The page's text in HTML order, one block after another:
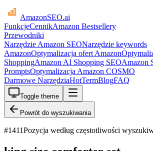
AmazonSEO.ai
FunkcjeCennikAmazon Bestsellery
Przewodniki
Narzędzie Amazon SEONarzędzie keywords
AmazonOptymalizacja ofert Amazon
ShoppingAmazon AI Shopping SEOAmazon
PromptsOptymalizacja Amazon COSMO
Darmowe NarzędziaHotTermBlogFAQ
Toggle theme
Powrót do wyszukiwania
#1411Pozycja według częstotliwości